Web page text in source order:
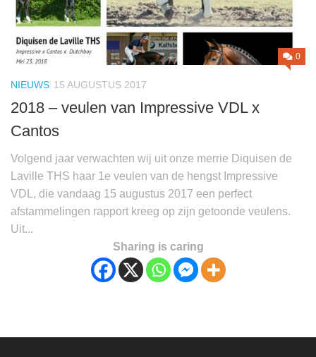
0
NIEUWS 15 AUGUSTUS 2017
2018 – veulen van Impressive VDL x
Cantos
Volgend jaar verwachten wij uit onze merrie Diquisen de
Laville THS haar 1e veulen van de hengst Impressive
VDL, die vandaag 15 augustus 2017 een perfect
afstammelingen rapport kreeg op zijn getoonde veulens.
Uit...
Sharing is caring